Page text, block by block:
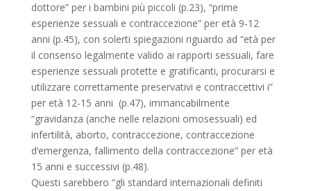
dottore” per i bambini più piccoli (p.23), “prime
esperienze sessuali e contraccezione” per età 9-12
anni (p.45), con solerti spiegazioni riguardo ad “età per
il consenso legalmente valido ai rapporti sessuali, fare
esperienze sessuali protette e gratificanti, procurarsi e
utilizzare correttamente preservativi e contraccettivi i”
per età 12-15 anni (p.47), immancabilmente
“gravidanza (anche nelle relazioni omosessuali) ed
infertilità, aborto, contraccezione, contraccezione
d’emergenza, fallimento della contraccezione” per età
15 anni e successivi (p.48).
Questi sarebbero “gli standard internazionali definiti